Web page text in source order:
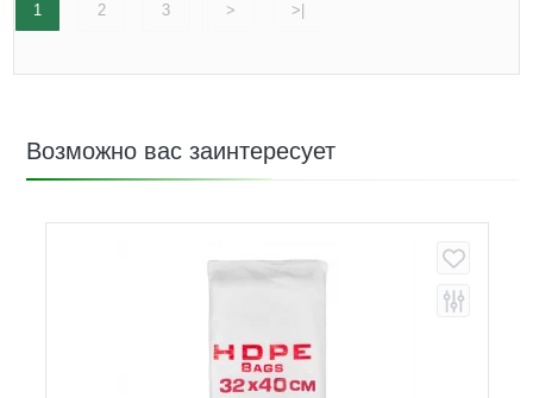
1 2 3 > >|
Возможно вас заинтересует